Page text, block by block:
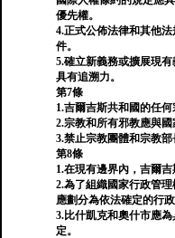
優先權。
4.正式公佈法律和其他
件。
5.確立新義務或擴展現
具有追溯力。
第7條
1.吉爾吉斯共和國的任
2.宗教和所有邪教應與國
3.禁止宗教團體和宗教部
第8條
1.在現有邊界內，吉爾
2.為了組織國家行政管
應劃分為依法確定的行政
3.比什凱克和奧什市應
定。